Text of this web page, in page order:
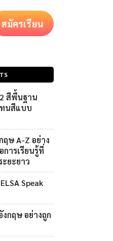
สมัครเรียน
สีพื้นฐาน
นสีแบบ
ษ A-Z อย่าง
ารเรียนรู้ที่
ะยะยาว
Speak
กฤษ อย่างถูก